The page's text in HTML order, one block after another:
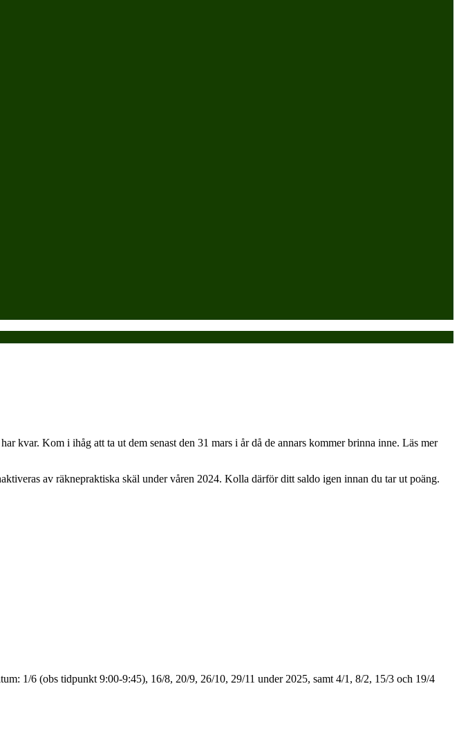
kvar. Kom i ihåg att ta ut dem senast den 31 mars i år då de annars kommer brinna inne. Läs mer
av räknepraktiska skäl under våren 2024. Kolla därför ditt saldo igen innan du tar ut poäng.
1/6 (obs tidpunkt 9:00-9:45), 16/8, 20/9, 26/10, 29/11 under 2025, samt 4/1, 8/2, 15/3 och 19/4